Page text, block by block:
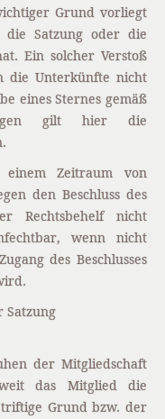
Grund vorliegt
Satzung oder die
Ein solcher Verstoß
die Unterkünfte nicht
eines Sternes gemäß
gilt hier die
Zeitraum von
den Beschluss des
Rechtsbehelf nicht
wenn nicht
des Beschlusses
Satzung
der Mitgliedschaft
das Mitglied die
Grund bzw. der